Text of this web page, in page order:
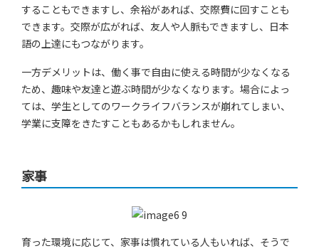
することもできますし、余裕があれば、交際費に回すことも
できます。交際が広がれば、友人や人脈もできますし、日本
語の上達にもつながります。
一方デメリットは、働く事で自由に使える時間が少なくなる
ため、趣味や友達と遊ぶ時間が少なくなります。場合によっ
ては、学生としてのワークライフバランスが崩れてしまい、
学業に支障をきたすこともあるかもしれません。
家事
育った環境に応じて、家事は慣れている人もいれば、そうで